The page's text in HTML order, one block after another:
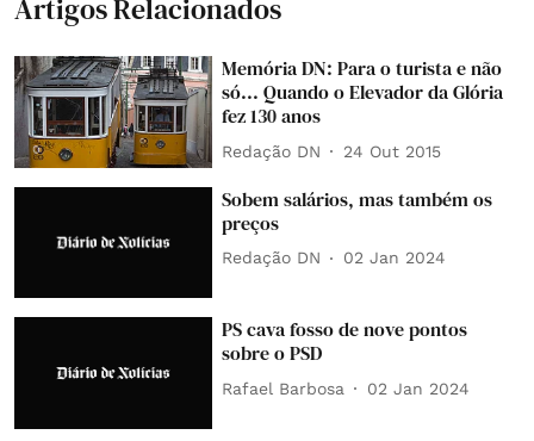
Artigos Relacionados
Memória DN: Para o turista e não
só... Quando o Elevador da Glória
fez 130 anos
Redação DN 24 Out 2015
Sobem salários, mas também os
preços
Redação DN 02 Jan 2024
PS cava fosso de nove pontos
sobre o PSD
Rafael Barbosa 02 Jan 2024